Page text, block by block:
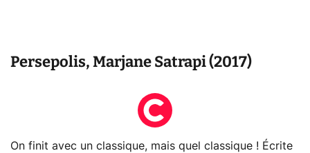
Persepolis, Marjane Satrapi (2017)
On finit avec un classique, mais quel classique ! Écrite